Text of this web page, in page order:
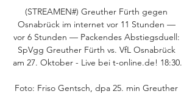
(STREAMEN#) Greuther Fürth gegen
Osnabrück im internet vor 11 Stunden —
vor 6 Stunden — Packendes Abstiegsduell:
SpVgg Greuther Fürth vs. VfL Osnabrück
am 27. Oktober - Live bei t-online.de! 18:30.
Foto: Friso Gentsch, dpa 25. min Greuther